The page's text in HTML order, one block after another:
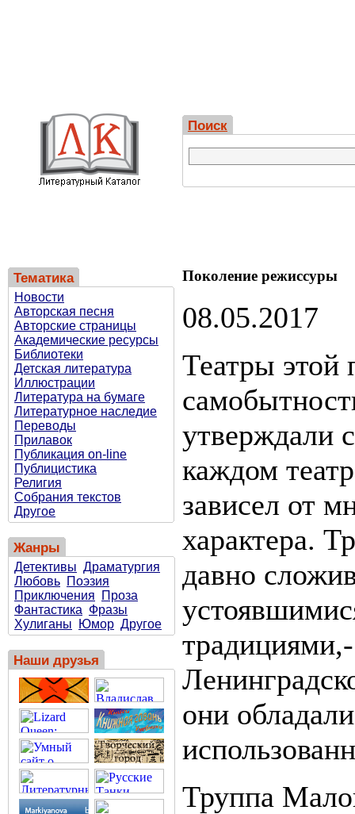
Поиск
Тематика
Новости
Авторская песня
Авторские страницы
Академические ресурсы
Библиотеки
Детская литература
Иллюстрации
Литература на бумаге
Литературное наследие
Переводы
Прилавок
Публикация on-line
Публицистика
Религия
Собрания текстов
Другое
Жанры
Детективы Драматургия
Любовь Поэзия
Приключения
Проза
Фантастика Фразы
Хулиганы
Юмор Другое
Наши друзья
Поколение режиссуры
08.05.2017
Театры этой
утверждали
каждом
зависел от
характера.
давно
они
Труппа